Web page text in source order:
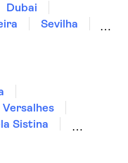
Dubai
Sevilha
Sistina